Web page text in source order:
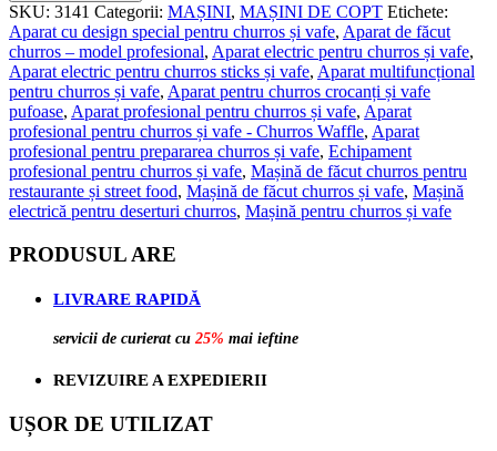
SKU: 3141 Categorii: MAȘINI, MAȘINI DE COPT Etichete:
Aparat cu design special pentru churros și vafe​, Aparat de făcut
churros – model profesional​, Aparat electric pentru churros și vafe​,
Aparat electric pentru churros sticks și vafe​, Aparat multifuncțional
pentru churros și vafe​, Aparat pentru churros crocanți și vafe
pufoase​, Aparat profesional pentru churros și vafe, Aparat
profesional pentru churros și vafe - Churros Waffle, Aparat
profesional pentru prepararea churros și vafe​, Echipament
profesional pentru churros și vafe, Mașină de făcut churros pentru
restaurante și street food​, Mașină de făcut churros și vafe​, Mașină
electrică pentru deserturi churros​, Mașină pentru churros și vafe​
PRODUSUL ARE
LIVRARE RAPIDĂ
servicii de curierat cu 25% mai ieftine
REVIZUIRE A EXPEDIERII
UȘOR DE UTILIZAT